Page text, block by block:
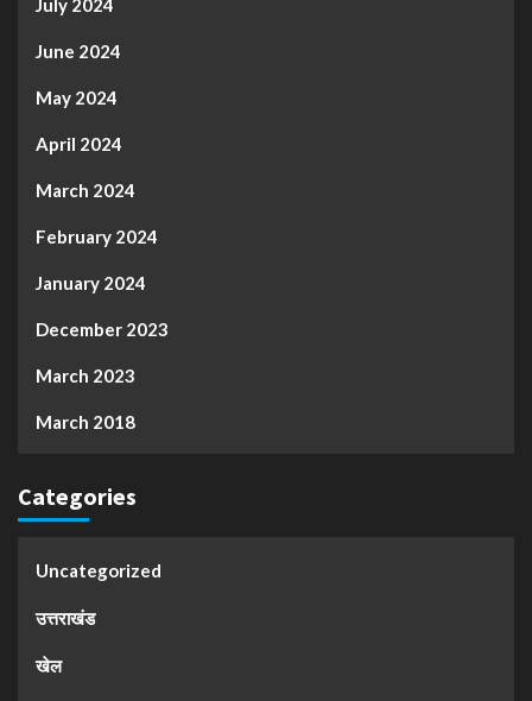
July 2024
June 2024
May 2024
April 2024
March 2024
February 2024
January 2024
December 2023
March 2023
March 2018
Categories
Uncategorized
उत्तराखंड
खेल